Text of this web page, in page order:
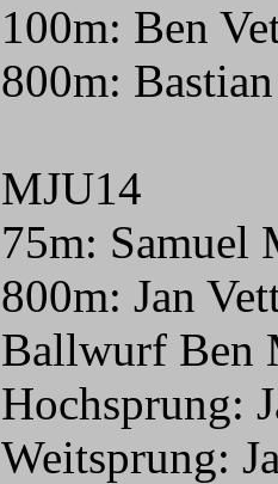
100m: Ben
800m:
MJU14
75m: Samuel
800m: Jan
Ballwurf Ben
Hochsprung:
Weitsprung: